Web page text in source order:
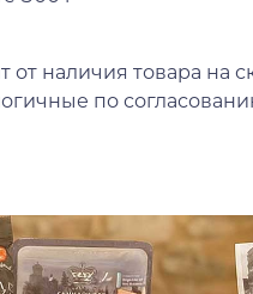
от наличия товара на
по